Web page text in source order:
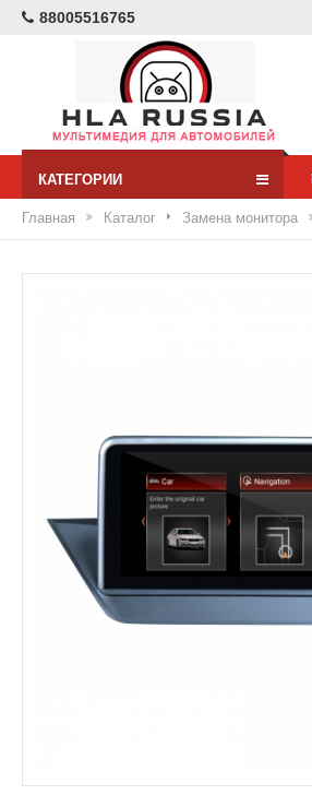
88005516765
КАТЕГОРИИ
Главная Каталог Замена монитора